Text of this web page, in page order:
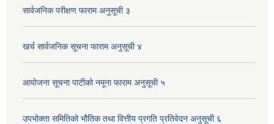
सार्वजनिक परीक्षण फाराम अनुसूची ३
खर्च सार्वजनिक सूचना फाराम अनुसूची ४
आयोजना सूचना पाटीको नमूना फाराम अनुसूची ५
उपभोक्ता समितिको भौतिक तथा वित्तीय प्रगति प्रतिवेदन अनुसूची ६